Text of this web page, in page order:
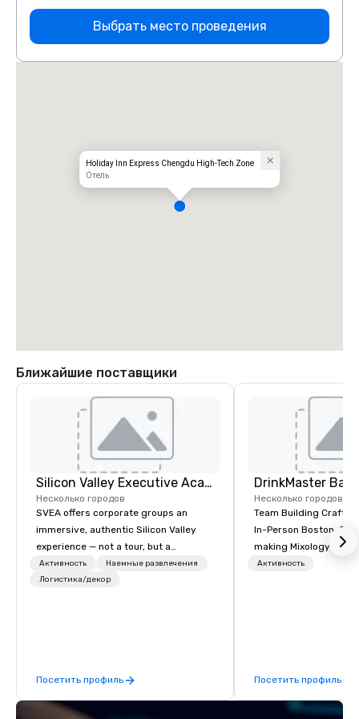
Выбрать место проведения
Holiday Inn Express Chengdu High-Tech Zone
Отель
Ближайшие поставщики
Silicon Valley Executive Academy
Несколько городов
SVEA offers corporate groups an
immersive, authentic Silicon Valley
experience — not a tour, but a
transformation. We design and
facilitate custom executive innovation
offsites. Whether your group wants to
think like a Silicon Valley founder,
explore the mindsets driving the
Активность
Наемные развлечения
Логистика/декор
Посетить профиль
Несколько городов
Team Building Craft
In-Person Boston. Our Cocktail-
making Mixology
complete turnkey
Активность
Посетить профиль